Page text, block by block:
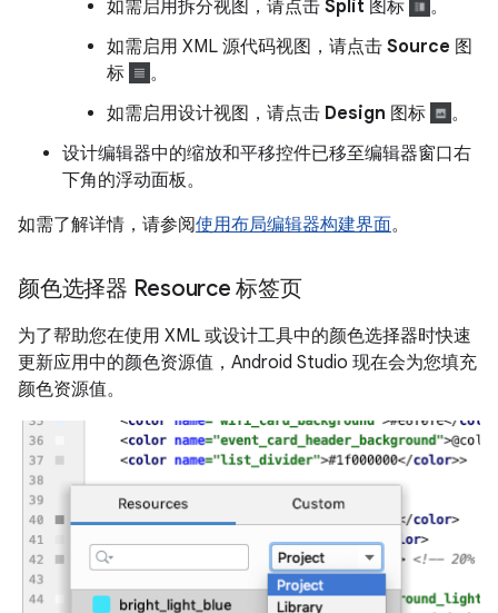
如需启用拆分视图，请点击 Split 图标
。
如需启用 XML 源代码视图，请点击 Source 图
标
。
如需启用设计视图，请点击 Design 图标
。
设计编辑器中的缩放和平移控件已移至编辑器窗口右
下角的浮动面板。
如需了解详情，请参阅使用布局编辑器构建界面。
颜色选择器 Resource 标签页
为了帮助您在使用 XML 或设计工具中的颜色选择器时快速
更新应用中的颜色资源值，Android Studio 现在会为您填充
颜色资源值。